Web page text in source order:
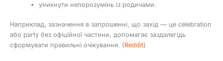
уникнути непорозумінь із родичами.
Наприклад, зазначення в запрошенні, що захід — це celebration
або party без офіційної частини, допомагає заздалегідь
сформувати правильні очікування. (Reddit)